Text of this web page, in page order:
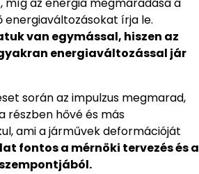
az energia megmaradása a
írja le.
van egymással, hiszen az
energiaváltozással jár
során az impulzus megmarad,
részben hővé és más
ami a járművek deformációját
fontos a mérnöki tervezés és a